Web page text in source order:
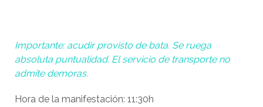
Importante: acudir provisto de bata. Se ruega
absoluta puntualidad. El servicio de transporte no
admite demoras.
Hora de la manifestación: 11:30h